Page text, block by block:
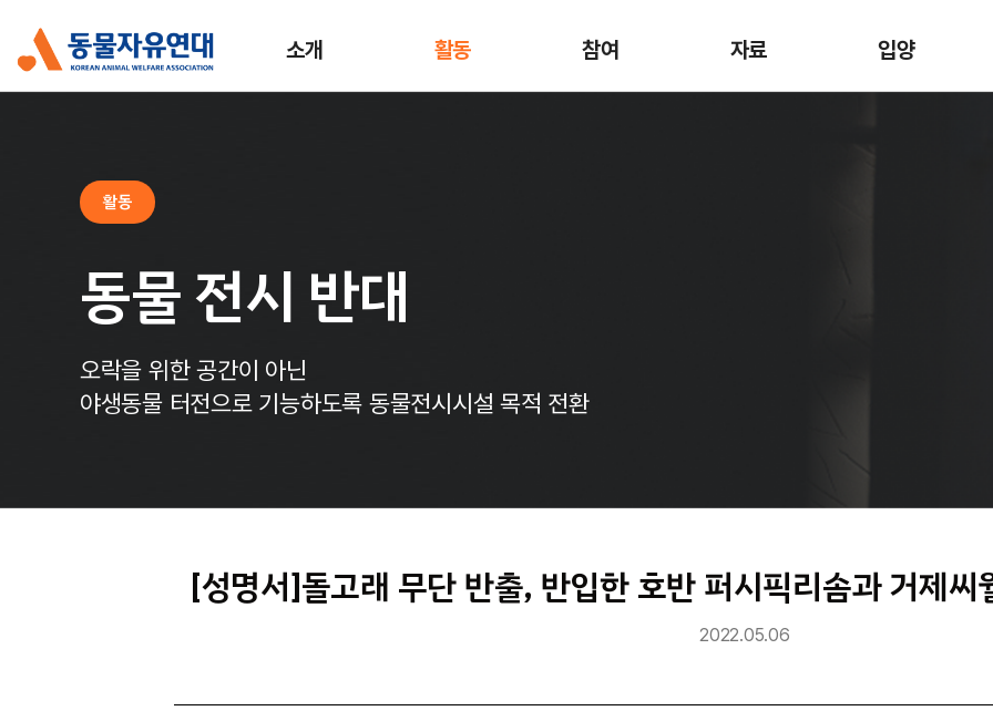
소개 활동 참여 자료 입양
활동
동물 전시 반대
오락을 위한 공간이 아닌
야생동물 터전으로 기능하도록 동물전시시설 목적 전환
[성명서]돌고래 무단 반출, 반입한 호반 퍼시픽리솜과 거제
2022.05.06